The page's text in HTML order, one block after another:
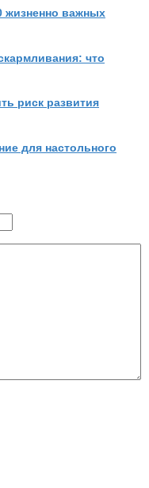
жизненно важных
что
риск развития
для настольного